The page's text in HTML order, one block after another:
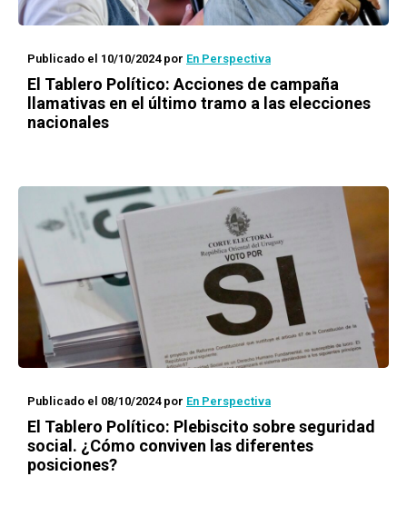
Publicado el 10/10/2024por En Perspectiva
El Tablero Político: Acciones de campaña
llamativas en el último tramo a las elecciones
nacionales
Publicado el 08/10/2024por En Perspectiva
El Tablero Político: Plebiscito sobre seguridad
social. ¿Cómo conviven las diferentes
posiciones?